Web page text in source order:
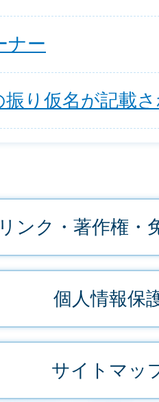
ナー
振り仮名が記載
リンク・著作権・
個人情報保
サイトマッ